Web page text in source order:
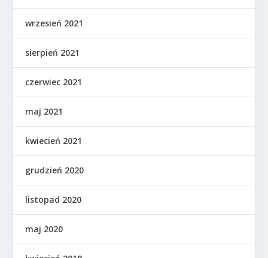
wrzesień 2021
sierpień 2021
czerwiec 2021
maj 2021
kwiecień 2021
grudzień 2020
listopad 2020
maj 2020